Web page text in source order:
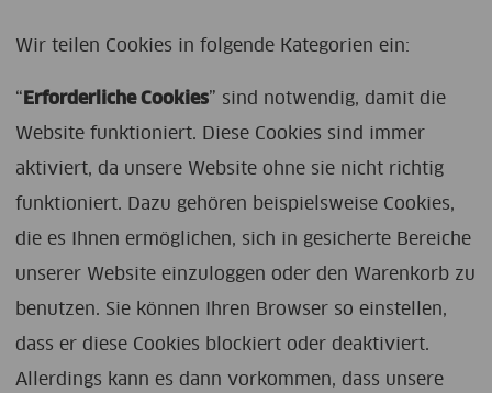
Wir teilen Cookies in folgende Kategorien ein:
“ Erforderliche Cookies” sind notwendig, damit die
Website funktioniert. Diese Cookies sind immer
aktiviert, da unsere Website ohne sie nicht richtig
funktioniert. Dazu gehören beispielsweise Cookies,
die es Ihnen ermöglichen, sich in gesicherte Bereiche
unserer Website einzuloggen oder den Warenkorb zu
benutzen. Sie können Ihren Browser so einstellen,
dass er diese Cookies blockiert oder deaktiviert.
Allerdings kann es dann vorkommen, dass unsere